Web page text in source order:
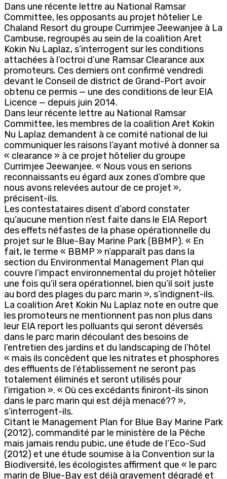
Dans une récente lettre au National Ramsar
Committee, les opposants au projet hôtelier Le
Chaland Resort du groupe Currimjee Jeewanjee à La
Cambuse, regroupés au sein de la coalition Aret
Kokin Nu Laplaz, s’interrogent sur les conditions
attachées à l’octroi d’une Ramsar Clearance aux
promoteurs. Ces derniers ont confirmé vendredi
devant le Conseil de district de Grand-Port avoir
obtenu ce permis — une des conditions de leur EIA
Licence — depuis juin 2014.
Dans leur récente lettre au National Ramsar
Committee, les membres de la coalition Aret Kokin
Nu Laplaz demandent à ce comité national de lui
communiquer les raisons l’ayant motivé à donner sa
« clearance » à ce projet hôtelier du groupe
Currimjee Jeewanjee. « Nous vous en serions
reconnaissants eu égard aux zones d’ombre que
nous avons relevées autour de ce projet »,
précisent-ils.
Les contestataires disent d’abord constater
qu’aucune mention n’est faite dans le EIA Report
des effets néfastes de la phase opérationnelle du
projet sur le Blue-Bay Marine Park (BBMP). « En
fait, le terme « BBMP » n’apparaît pas dans la
section du Environmental Management Plan qui
couvre l’impact environnemental du projet hôtelier
une fois qu’il sera opérationnel, bien qu’il soit juste
au bord des plages du parc marin », s’indignent-ils.
La coalition Aret Kokin Nu Laplaz note en outre que
les promoteurs ne mentionnent pas non plus dans
leur EIA report les polluants qui seront déversés
dans le parc marin découlant des besoins de
l’entretien des jardins et du landscaping de l’hôtel
« mais ils concèdent que les nitrates et phosphores
des effluents de l’établissement ne seront pas
totalement éliminés et seront utilisés pour
l’irrigation ». « Où ces excédants finiront-ils sinon
dans le parc marin qui est déjà menacé?? »,
s’interrogent-ils.
Citant le Management Plan for Blue Bay Marine Park
(2012), commandité par le ministère de la Pêche
mais jamais rendu pubic, une étude de l’Eco-Sud
(2012) et une étude soumise à la Convention sur la
Biodiversité, les écologistes affirment que « le parc
marin de Blue-Bay est déjà gravement dégradé et